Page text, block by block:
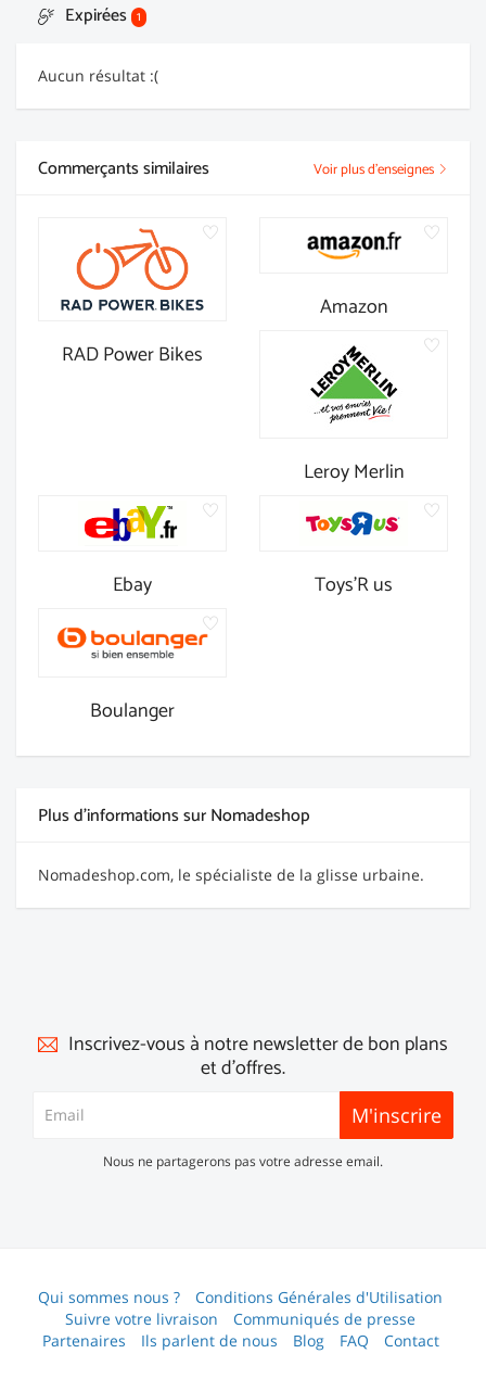
Expirées 1
Aucun résultat :(
Commerçants similaires Voir plus d'enseignes
RAD Power Bikes
Amazon
Leroy Merlin
Ebay Toys'R us
Boulanger
Plus d'informations sur Nomadeshop
Nomadeshop.com, le spécialiste de la glisse urbaine.
Inscrivez-vous à notre newsletter de bon plans
et d'offres.
M'inscrire
Nous ne partagerons pas votre adresse email.
Qui sommes nous ?
Conditions Générales d'Utilisation
Suivre votre livraison
Communiqués de presse
Partenaires
Ils parlent de nous Blog FAQ Contact